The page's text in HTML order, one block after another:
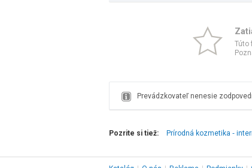
Túto
Prevádzkovateľ nenesie
Pozrite si tiež: Prírodná kozmetika ‑